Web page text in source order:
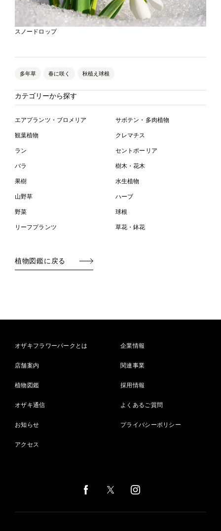
スノードロップ
多年草 春に咲く 秋植え球根
カテゴリーから探す
エアプランツ・ブロメリア サボテン・多肉植物
観葉植物 クレマチス
ラン セントポーリア
バラ 樹木・花木
果樹 水生植物
山野草 ハーブ
野菜 球根
リーフプランツ 草花・鉢花
植物図鑑に戻る
オザキフラワーパークとは
店舗案内
植物図鑑
オザキ通信
お知らせ
アクセス
企業情報
関連事業
採用情報
よくあるご質問
プライバシーポリシー